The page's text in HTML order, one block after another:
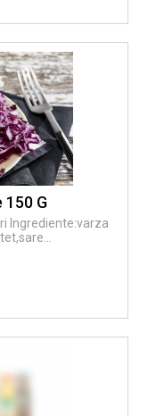
G
Ingrediente:varza